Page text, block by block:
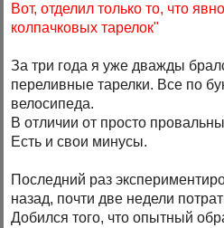
Вот, отделил только то, что
колпачковых тарелок"
За три года я уже дважды
переливные тарелки. Все по
велосипеда.
В отличии от просто
Есть и свои минусы.
Последний раз
назад, почти две недели
Добился того, что опытный